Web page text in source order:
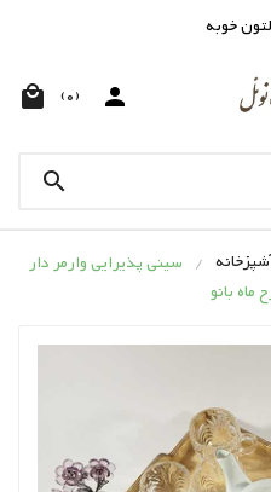
خوبه

 (0)

سینی پذیرایی وارمر دار
ماه بانو